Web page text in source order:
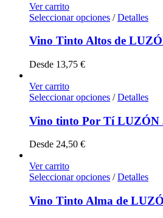
Ver carrito
Seleccionar opciones / Detalles
Vino Tinto Altos de
Desde 13,75 €
Ver carrito
Seleccionar opciones / Detalles
Vino tinto Por Tí LUZÓN
Desde 24,50 €
Ver carrito
Seleccionar opciones / Detalles
Vino Tinto Alma de